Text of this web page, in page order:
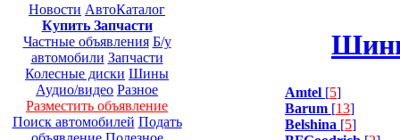
Новости АвтоКаталог
Купить Запчасти
Частные объявления Б/у
автомобили Запчасти
Колесные диски Шины
Аудио/видео Разное
Разместить объявление
Поиск автомобилей Подать
Amtel [5]
Barum [13]
Belshina [5]